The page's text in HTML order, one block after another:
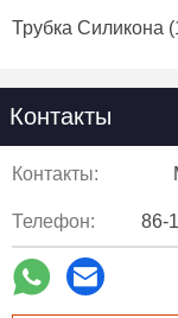
Трубка Силикона
Контакты
Контакты:
Телефон: 86-